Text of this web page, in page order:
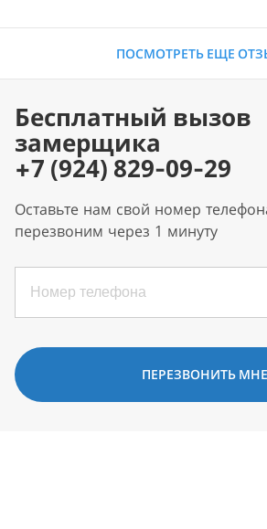
ПОСМОТРЕТЬ ЕЩЕ
Бесплатный вызов
замерщика
+7 (924) 829-09-29
Оставьте нам свой номер
перезвоним через 1 минуту
ПЕРЕЗВОНИТЬ МНЕ